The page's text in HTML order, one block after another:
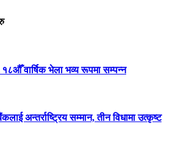
वार्षिक भेला भव्य रूपमा सम्पन्न
अन्तर्राष्ट्रिय सम्मान, तीन विधामा उत्कृष्ट